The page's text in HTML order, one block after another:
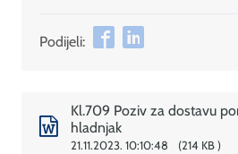
Podijeli:
Kl.709 Poziv za dostavu
hladnjak
21.11.2023. 10:10:48 214 KB